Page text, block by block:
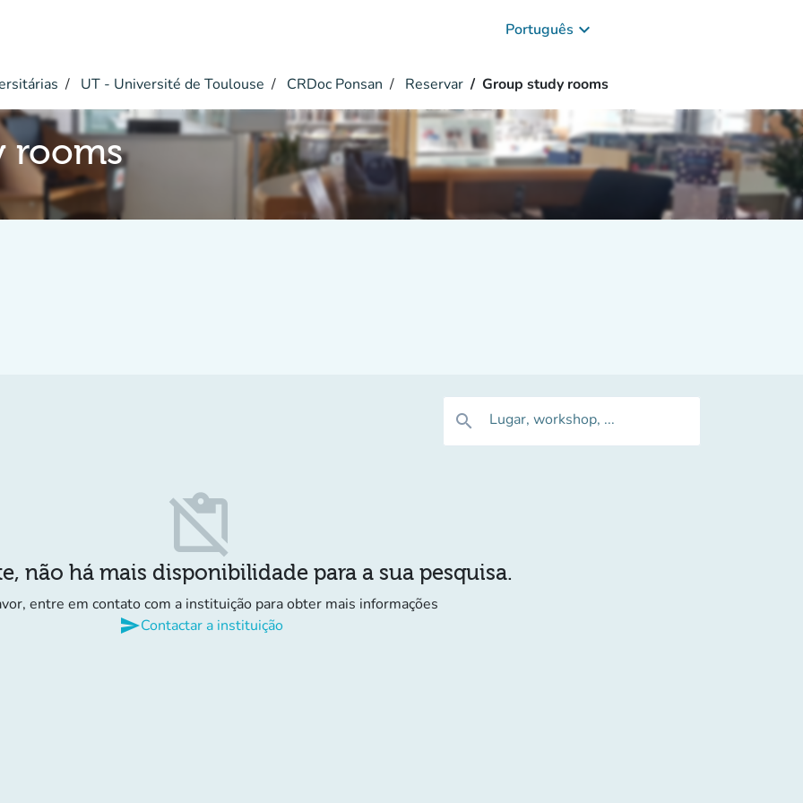
Português keyboard_arrow_down
UT - Université de Toulouse CRDoc Ponsan Reservar Group study rooms
rooms
search Lugar, workshop, ...
content_paste_off
não há mais disponibilidade para a sua pesquisa.
entre em contato com a instituição para obter mais informações
sendContactar a instituição